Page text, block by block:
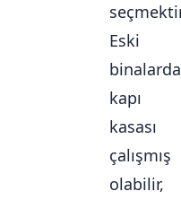
Eski
binalarda
kapı
kasası
çalışmış
olabilir,